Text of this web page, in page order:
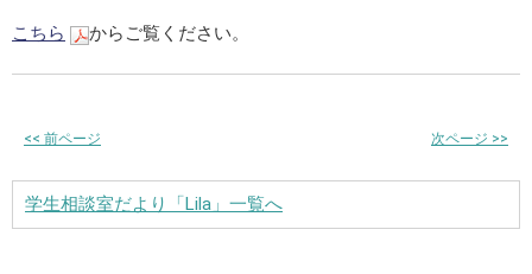
こちら からご覧ください。
<< 前ページ 次ページ >>
学生相談室だより「Lila」一覧へ